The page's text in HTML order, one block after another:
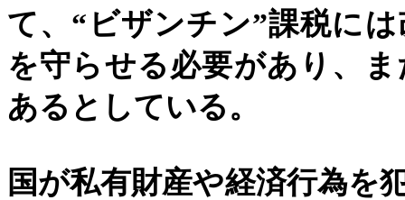
て、 “ ビザンチン”課税に
を守らせる必要があり、
あるとしている。
国が私有財産や経済行為を